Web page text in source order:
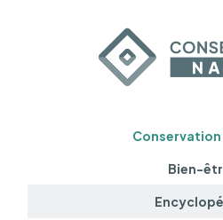
Bien-